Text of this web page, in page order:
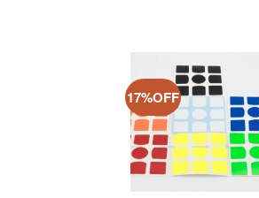
17%OFF
ほし
い！